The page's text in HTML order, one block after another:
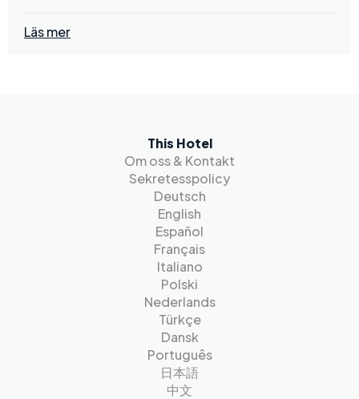
Läs mer
This Hotel
Om oss & Kontakt
Sekretesspolicy
Deutsch
English
Español
Français
Italiano
Polski
Nederlands
Türkçe
Dansk
Português
日本語
中文